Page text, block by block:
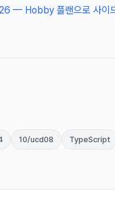
— Hobby 플랜으로 사이
10/ucd08 TypeScript